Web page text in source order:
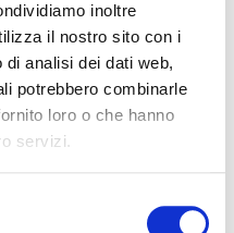
inoltre
il nostro sito con i
analisi dei dati web,
potrebbero combinarle
loro o che hanno
servizi.